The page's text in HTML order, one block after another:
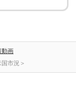
動画
市況＞